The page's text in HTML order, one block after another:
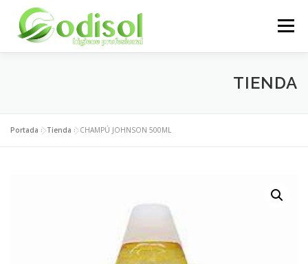
contenido
Menú
ÁREA CLIENTES CONTACTO
TIENDA
Portada »Tienda »CHAMPÚ JOHNSON 500ML